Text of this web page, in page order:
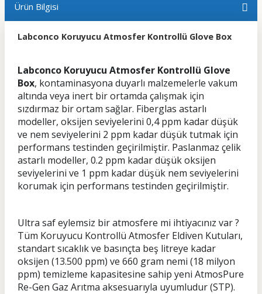
Ürün Bilgisi
Labconco Koruyucu Atmosfer Kontrollü Glove Box
Labconco Koruyucu Atmosfer Kontrollü Glove
Box, kontaminasyona duyarlı malzemelerle vakum
altında veya inert bir ortamda çalışmak için
sızdırmaz bir ortam sağlar. Fiberglas astarlı
modeller, oksijen seviyelerini 0,4 ppm kadar düşük
ve nem seviyelerini 2 ppm kadar düşük tutmak için
performans testinden geçirilmiştir. Paslanmaz çelik
astarlı modeller, 0.2 ppm kadar düşük oksijen
seviyelerini ve 1 ppm kadar düşük nem seviyelerini
korumak için performans testinden geçirilmiştir.
Ultra saf eylemsiz bir atmosfere mi ihtiyacınız var ?
Tüm Koruyucu Kontrollü Atmosfer Eldiven Kutuları,
standart sıcaklık ve basınçta beş litreye kadar
oksijen (13.500 ppm) ve 660 gram nemi (18 milyon
ppm) temizleme kapasitesine sahip yeni AtmosPure
Re-Gen Gaz Arıtma aksesuarıyla uyumludur (STP).